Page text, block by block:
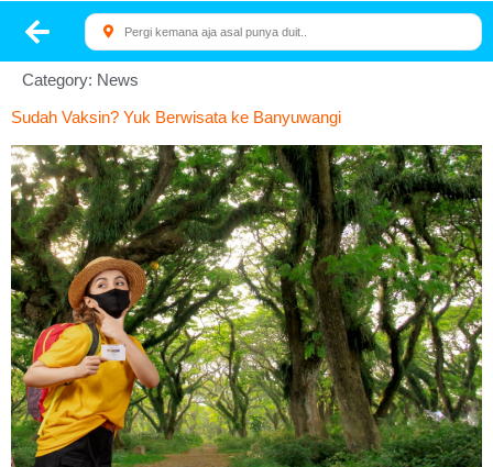
Category: News
Sudah Vaksin? Yuk Berwisata ke Banyuwangi